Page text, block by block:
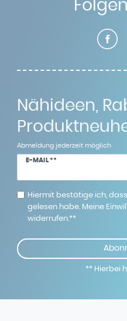
Nähideen,
Abmeldung jederzeit möglich
E-MAIL **
Newsletter
Hiermit bestätige ich,
gelesen habe. Meine
widerrufen.**
** Hierbei